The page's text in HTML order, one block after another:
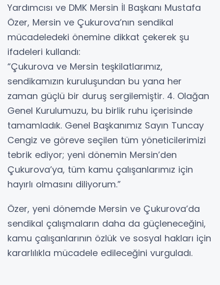
Yardımcısı ve DMK Mersin İl Başkanı Mustafa
Özer, Mersin ve Çukurova’nın sendikal
mücadeledeki önemine dikkat çekerek şu
ifadeleri kullandı:
“Çukurova ve Mersin teşkilatlarımız,
sendikamızın kuruluşundan bu yana her
zaman güçlü bir duruş sergilemiştir. 4. Olağan
Genel Kurulumuzu, bu birlik ruhu içerisinde
tamamladık. Genel Başkanımız Sayın Tuncay
Cengiz ve göreve seçilen tüm yöneticilerimizi
tebrik ediyor; yeni dönemin Mersin’den
Çukurova’ya, tüm kamu çalışanlarımız için
hayırlı olmasını diliyorum.”
Özer, yeni dönemde Mersin ve Çukurova’da
sendikal çalışmaların daha da güçleneceğini,
kamu çalışanlarının özlük ve sosyal hakları için
kararlılıkla mücadele edileceğini vurguladı.